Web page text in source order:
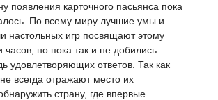
появления карточного пасьянса пока
По всему миру лучшие умы и
настольных игр посвящают этому
часов, но пока так и не добились
удовлетворяющих ответов. Так как
всегда отражают место их
страну, где впервые